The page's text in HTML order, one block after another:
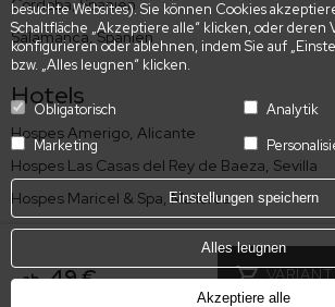
besuchte Websites). Sie können Cookies
Schaltfläche „Akzeptiere alle“ klicken, oder deren
konfigurieren oder ablehnen, indem Sie auf
bzw. „Alles leugnen“ klicken.
Obligatorisch
Analytik
Marketing
Einstellungen speichern
Alles leugnen
Akzeptiere alle
ab 49 €
Cordoba, Spanien
Salamanca, Spanien
Hotels
Hospes Amerigo, Alicante
Hospes Las Casas del Rey de Baeza, Sevilla
Hospes Maricel & Spa, Mallorca
Hospes Palacio de Arenales & Spa, Caceres
Hospes Palacio de los Patos, Granada
Hospes Palacio de San Esteban, Salamanca